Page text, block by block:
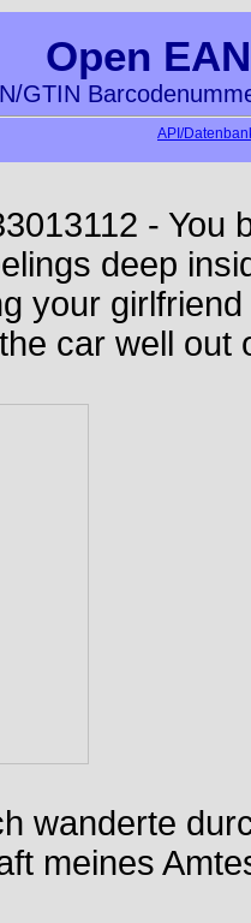
Open
GTIN
API/
- You
deep
your
car well out
wanderte
meines